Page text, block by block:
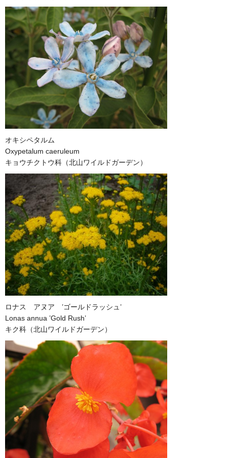
オキシペタルム
Oxypetalum caeruleum
キョウチクトウ科（北山ワイルドガーデン）
ロナス アヌア ’ゴールドラッシュ’
Lonas annua ’Gold Rush’
キク科（北山ワイルドガーデン）